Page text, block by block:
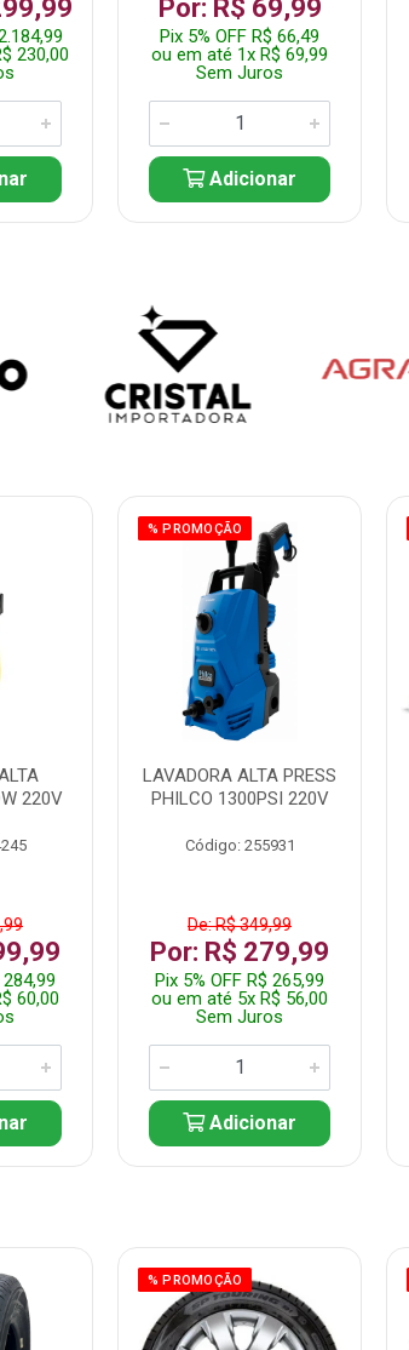
230,00
Por: R$ 69,99
Pix 5% OFF R$ 66,49
ou em até 1x R$ 69,99
Sem Juros
Adicionar
220V
284,99
60,00
% PROMOÇÃO
LAVADORA ALTA PRESS
PHILCO 1300PSI 220V
Código: 255931
De: R$ 349,99
Por: R$ 279,99
Pix 5% OFF R$ 265,99
ou em até 5x R$ 56,00
Sem Juros
Adicionar
% PROMOÇÃO